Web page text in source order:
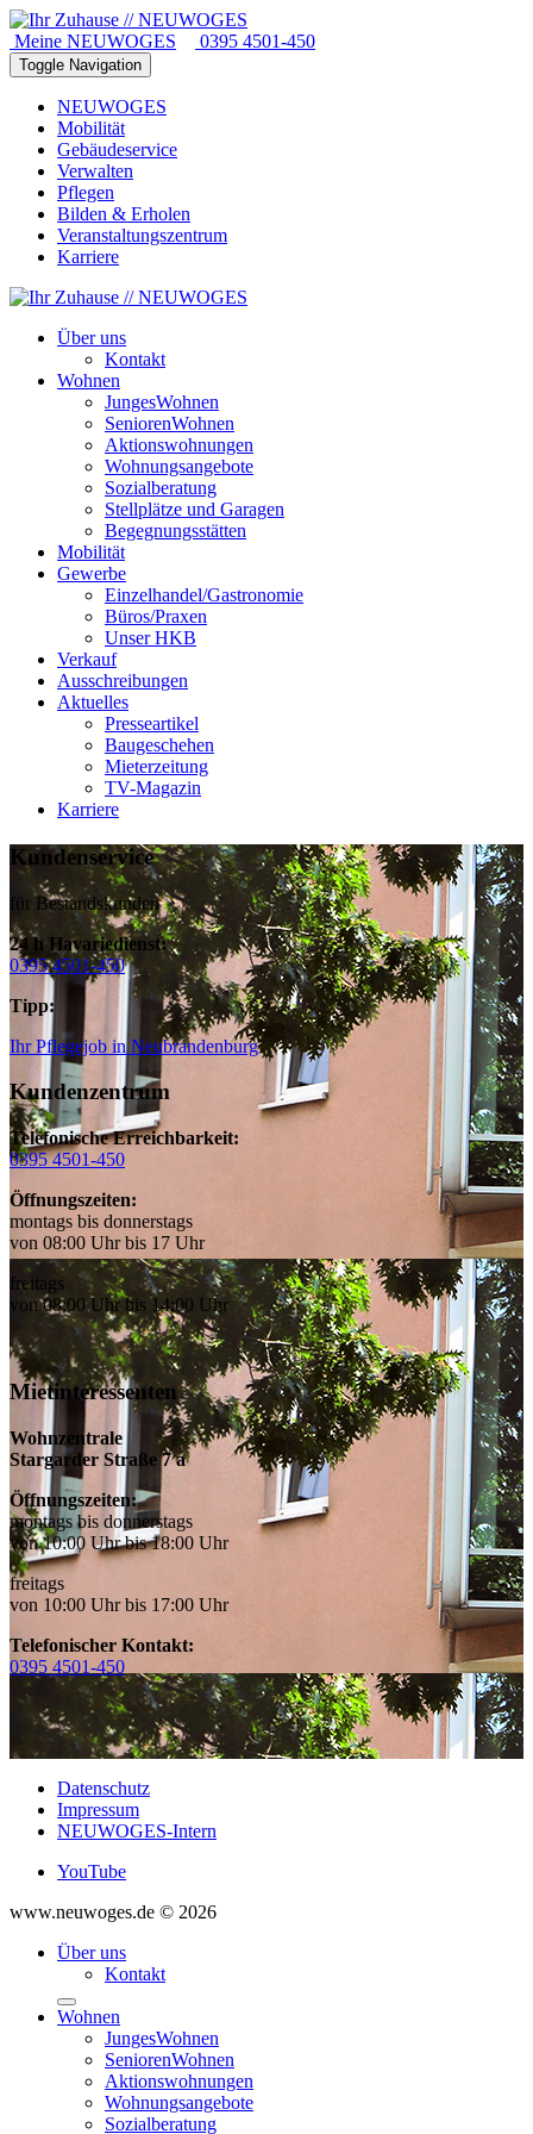
Meine NEUWOGES 0395 4501-450
Toggle Navigation
NEUWOGES
Mobilität
Gebäudeservice
Verwalten
Pflegen
Bilden & Erholen
Veranstaltungszentrum
Karriere
Über uns
Kontakt
Wohnen
JungesWohnen
SeniorenWohnen
Aktionswohnungen
Wohnungsangebote
Sozialberatung
Stellplätze und Garagen
Begegnungsstätten
Mobilität
Gewerbe
Einzelhandel/Gastronomie
Büros/Praxen
Unser HKB
Verkauf
Ausschreibungen
Aktuelles
Presseartikel
Baugeschehen
Mieterzeitung
TV-Magazin
Karriere
Kundenservice
für Bestandskunden
24 h Havariedienst:
0395 4501-450
Tipp:
Ihr Pflegejob in Neubrandenburg
Kundenzentrum
Telefonische Erreichbarkeit:
0395 4501-450
Öffnungszeiten:
montags bis donnerstags
von 08:00 Uhr bis 17 Uhr
freitags
von 08:00 Uhr bis 14:00 Uhr
Mietinteressenten
Wohnzentrale
Stargarder Straße 7 a
Öffnungszeiten:
montags bis donnerstags
von 10:00 Uhr bis 18:00 Uhr
freitags
von 10:00 Uhr bis 17:00 Uhr
Telefonischer Kontakt:
0395 4501-450
Datenschutz
Impressum
NEUWOGES-Intern
YouTube
www.neuwoges.de © 2026
Über uns
Kontakt
Wohnen
JungesWohnen
SeniorenWohnen
Aktionswohnungen
Wohnungsangebote
Sozialberatung